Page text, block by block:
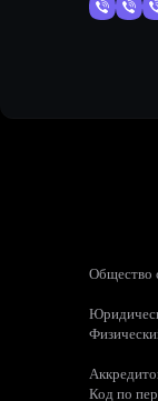
Общество
Код по